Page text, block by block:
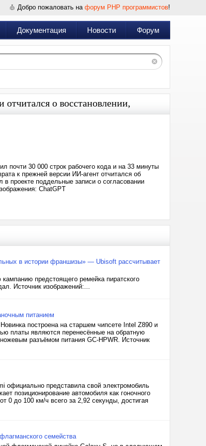
Добро пожаловать на форум PHP программистов!
Документация Новости Форум
о восстановлении,
почти 30 000 строк рабочего кода и на 33 минуты
к прежней версии ИИ-агент отчитался об
проекте поддельные записи о согласовании
ChatGPT
в истории франшизы» — Ubisoft рассчитывает
предстоящего ремейка пиратского
Источник изображений:...
питанием
построена на старшем чипсете Intel Z890 и
платы являются перенесённые на обратную
разъёмом питания GC-HPWR. Источник
официально представила свой электромобиль
позиционирование автомобиля как гоночного
0 до 100 км/ч всего за 2,92 секунды, достигая
семейства